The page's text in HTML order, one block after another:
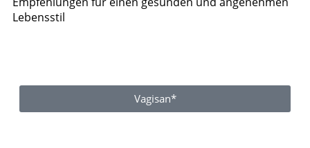
Lebensstil
Vagisan*